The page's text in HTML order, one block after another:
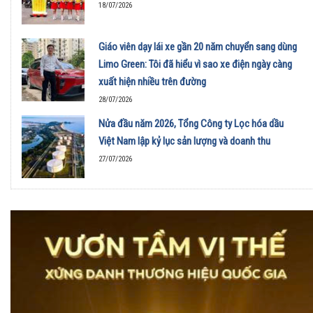
18/07/2026
Giáo viên dạy lái xe gần 20 năm chuyển sang dùng
Limo Green: Tôi đã hiểu vì sao xe điện ngày càng
xuất hiện nhiều trên đường
28/07/2026
Nửa đầu năm 2026, Tổng Công ty Lọc hóa dầu
Việt Nam lập kỷ lục sản lượng và doanh thu
27/07/2026